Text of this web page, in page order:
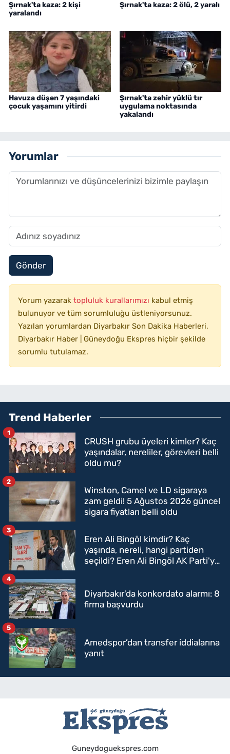
Şırnak'ta kaza: 2 kişi
yaralandı
Şırnak'ta kaza: 2 ölü, 2 yaralı
Havuza düşen 7 yaşındaki
çocuk yaşamını yitirdi
Şırnak'ta zehir yüklü tır
uygulama noktasında
yakalandı
Yorumlar
Gönder
Yorum yazarak topluluk kurallarımızı kabul etmiş
bulunuyor ve tüm sorumluluğu üstleniyorsunuz.
Yazılan yorumlardan Diyarbakır Son Dakika Haberleri,
Diyarbakır Haber | Güneydoğu Ekspres hiçbir şekilde
sorumlu tutulamaz.
Trend Haberler
CRUSH grubu üyeleri kimler? Kaç
yaşındalar, nereliler, görevleri belli
oldu mu?
1
Winston, Camel ve LD sigaraya
zam geldi! 5 Ağustos 2026 güncel
sigara fiyatları belli oldu
2
Eren Ali Bingöl kimdir? Kaç
yaşında, nereli, hangi partiden
seçildi? Eren Ali Bingöl AK Parti'ye
3
Diyarbakır'da konkordato alarmı: 8
firma başvurdu
4
Amedspor’dan transfer iddialarına
yanıt
5
Guneydoguekspres.com